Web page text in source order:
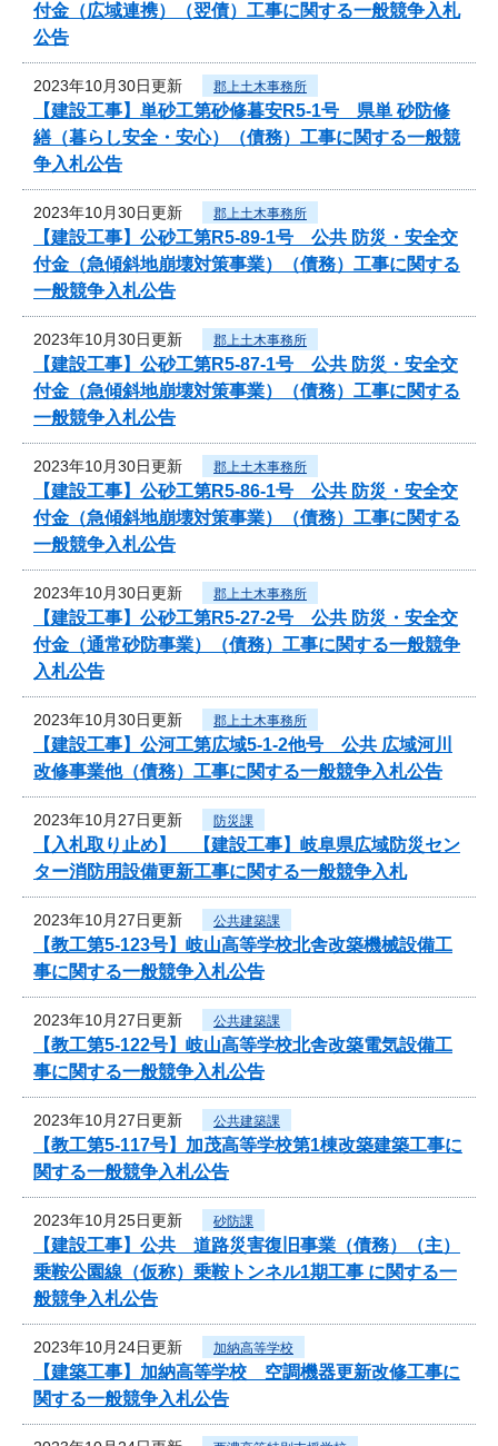
付金（広域連携）（翌債）工事に関する一般競争入札
公告
2023年10月30日更新 郡上土木事務所
【建設工事】単砂工第砂修暮安R5-1号 県単 砂防修
繕（暮らし安全・安心）（債務）工事に関する一般競
争入札公告
2023年10月30日更新 郡上土木事務所
【建設工事】公砂工第R5-89-1号 公共 防災・安全交
付金（急傾斜地崩壊対策事業）（債務）工事に関する
一般競争入札公告
2023年10月30日更新 郡上土木事務所
【建設工事】公砂工第R5-87-1号 公共 防災・安全交
付金（急傾斜地崩壊対策事業）（債務）工事に関する
一般競争入札公告
2023年10月30日更新 郡上土木事務所
【建設工事】公砂工第R5-86-1号 公共 防災・安全交
付金（急傾斜地崩壊対策事業）（債務）工事に関する
一般競争入札公告
2023年10月30日更新 郡上土木事務所
【建設工事】公砂工第R5-27-2号 公共 防災・安全交
付金（通常砂防事業）（債務）工事に関する一般競争
入札公告
2023年10月30日更新 郡上土木事務所
【建設工事】公河工第広域5-1-2他号 公共 広域河川
改修事業他（債務）工事に関する一般競争入札公告
2023年10月27日更新 防災課
【入札取り止め】 【建設工事】岐阜県広域防災セン
ター消防用設備更新工事に関する一般競争入札
2023年10月27日更新 公共建築課
【教工第5-123号】岐山高等学校北舎改築機械設備工
事に関する一般競争入札公告
2023年10月27日更新 公共建築課
【教工第5-122号】岐山高等学校北舎改築電気設備工
事に関する一般競争入札公告
2023年10月27日更新 公共建築課
【教工第5-117号】加茂高等学校第1棟改築建築工事に
関する一般競争入札公告
2023年10月25日更新 砂防課
【建設工事】公共 道路災害復旧事業（債務）（主）
乗鞍公園線（仮称）乗鞍トンネル1期工事 に関する一
般競争入札公告
2023年10月24日更新 加納高等学校
【建築工事】加納高等学校 空調機器更新改修工事に
関する一般競争入札公告